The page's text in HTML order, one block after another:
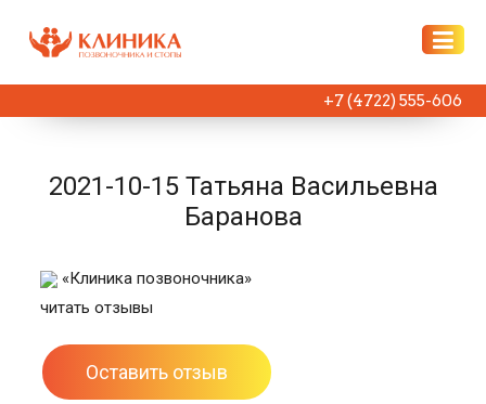
+7 (4722) 555-606
2021-10-15 Татьяна Васильевна
Баранова
«Клиника позвоночника»
читать отзывы
Оставить отзыв